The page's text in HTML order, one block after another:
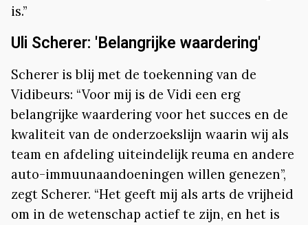
is.”
Uli Scherer: 'Belangrijke waardering'
Scherer is blij met de toekenning van de
Vidibeurs: “Voor mij is de Vidi een erg
belangrijke waardering voor het succes en de
kwaliteit van de onderzoekslijn waarin wij als
team en afdeling uiteindelijk reuma en andere
auto-immuunaandoeningen willen genezen”,
zegt Scherer. “Het geeft mij als arts de vrijheid
om in de wetenschap actief te zijn, en het is